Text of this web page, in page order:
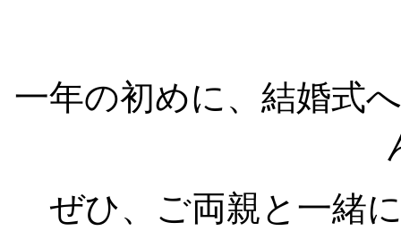
一年の初めに、結婚式
ぜひ、ご両親と一緒